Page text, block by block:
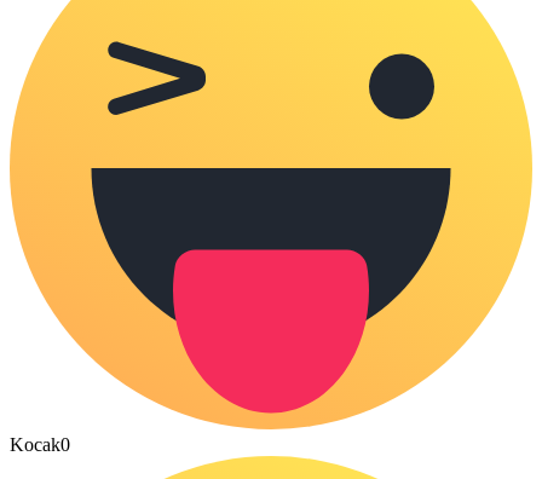
Kocak0